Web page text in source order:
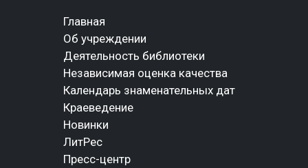
Главная
Об учреждении
Деятельность библиотеки
Независимая оценка качества
Календарь знаменательных дат
Краеведение
Новинки
ЛитРес
Пресс-центр